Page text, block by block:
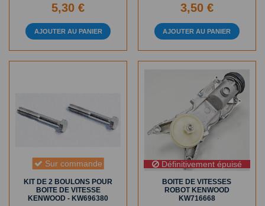
5,30 €
AJOUTER AU PANIER
3,50 €
AJOUTER AU PANIER
Sur commande
KIT DE 2 BOULONS POUR
BOITE DE VITESSE
KENWOOD - KW696380
Définitivement épuisé
BOITE DE VITESSES
ROBOT KENWOOD
KW716668